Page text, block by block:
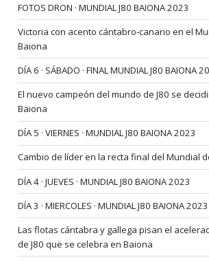
FOTOS DRON · MUNDIAL J80 BAIONA 2023
Victoria con acento cántabro-canario en el
Baiona
DÍA 6 · SÁBADO · FINAL MUNDIAL J80 BAIONA
El nuevo campeón del mundo de J80 se
Baiona
DÍA 5 · VIERNES · MUNDIAL J80 BAIONA 2023
Cambio de líder en la recta final del Mundial
DÍA 4 · JUEVES · MUNDIAL J80 BAIONA 2023
DÍA 3 · MIERCOLES · MUNDIAL J80 BAIONA 2023
Las flotas cántabra y gallega pisan el
de J80 que se celebra en Baiona